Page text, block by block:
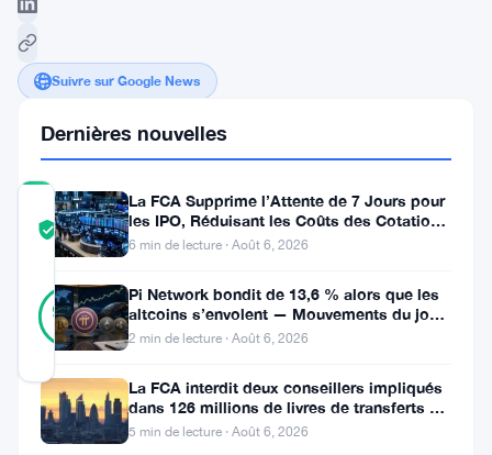
Suivre sur Google News
COMMUNITY
TRUST
SCORE
Vérifié
93%
RÉEL
Vérifié
15
votes
Mis à jour 2 ans il y a
Dans
Dernières nouvelles
La FCA Supprime l’Attente de 7 Jours pour
les IPO, Réduisant les Coûts des Cotations
au Royaume-Uni
6 min de lecture · Août 6, 2026
Pi Network bondit de 13,6 % alors que les
altcoins s’envolent — Mouvements du jour
6 août
2 min de lecture · Août 6, 2026
La FCA interdit deux conseillers impliqués
dans 126 millions de livres de transferts de
retraite
5 min de lecture · Août 6, 2026